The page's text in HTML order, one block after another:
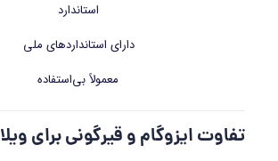
استاندارد
دارای استانداردهای ملی
معمولاً بی‌استفاده
تفاوت ایزوگام و قیرگونی برای ویلا